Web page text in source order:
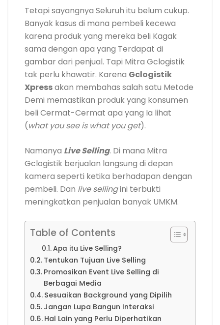
Tetapi sayangnya Seluruh itu belum cukup.
Banyak kasus di mana pembeli kecewa
karena produk yang mereka beli Kagak
sama dengan apa yang Terdapat di
gambar dari penjual. Tapi Mitra Gclogistik
tak perlu khawatir. Karena Gclogistik
Xpressakan membahas salah satu Metode
Demi memastikan produk yang konsumen
beli Cermat-Cermat apa yang Ia lihat
(what you see is what you get).
Namanya Live Selling. Di mana Mitra
Gclogistik berjualan langsung di depan
kamera seperti ketika berhadapan dengan
pembeli. Dan live sellingini terbukti
meningkatkan penjualan banyak UMKM.
Table of Contents
Apa itu Live Selling?
Tentukan Tujuan Live Selling
Promosikan Event Live Selling di
Berbagai Media
Sesuaikan Background yang Dipilih
Jangan Lupa Bangun Interaksi
Hal Lain yang Perlu Diperhatikan